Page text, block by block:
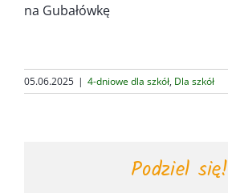
na Gubałówkę
05.06.2025 | 4-dniowe dla szkół, Dla szkół
Podziel się!